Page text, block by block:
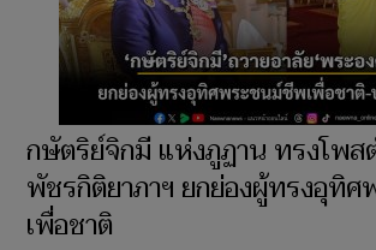
กษัตริย์จิกมี แห่งภูฏาน ทรงโพส
พัชรกิติยาภาฯ ยกย่องผู้ทรงอุทิ
เพื่อชาติ